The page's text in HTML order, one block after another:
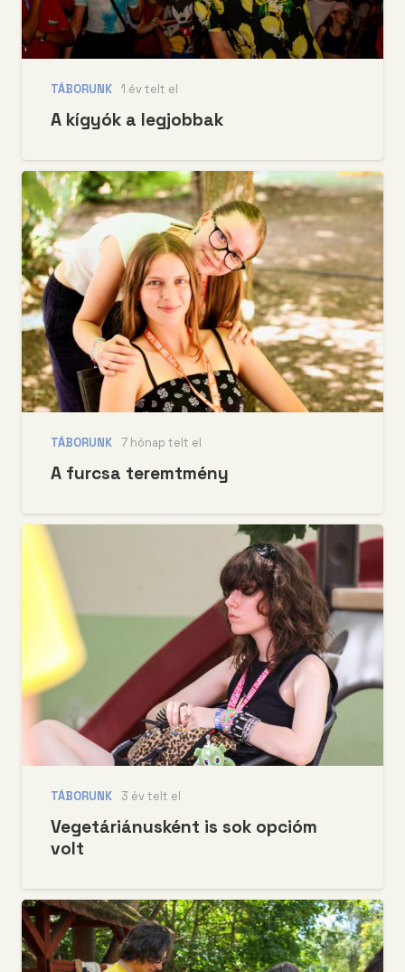
TÁBORUNK 1 év telt el
A kígyók a legjobbak
TÁBORUNK 7 hónap telt el
A furcsa teremtmény
TÁBORUNK 3 év telt el
Vegetáriánusként is sok opcióm
volt